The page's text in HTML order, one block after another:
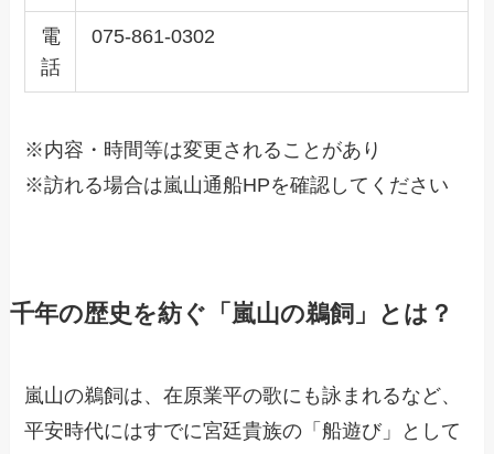
電
話
075-861-0302
※内容・時間等は変更されることがあり
※訪れる場合は嵐山通船HPを確認してください
千年の歴史を紡ぐ「嵐山の鵜飼」とは？
嵐山の鵜飼は、在原業平の歌にも詠まれるなど、
平安時代にはすでに宮廷貴族の「船遊び」として